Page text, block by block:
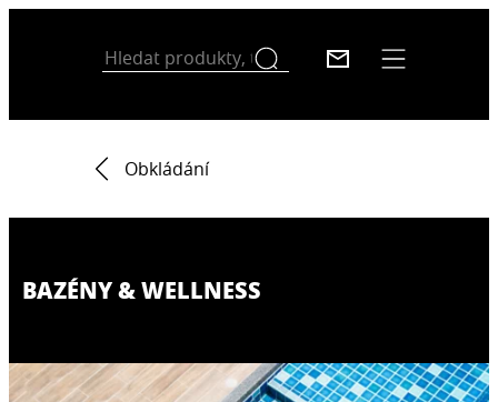
Obkládání
BAZÉNY & WELLNESS